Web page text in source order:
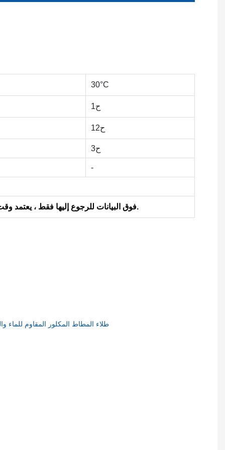
30°C
ح1
ح12
ح3
-
فوق البيانات للرجوع إليها فقط ، يعتمد وقت التجفيف الفعلي ووقت التكرار على درجة الحرارة ، وسمك الفيلم الجاف ، وظروف التهوية ، والرطوبة ، والقوة الميكانيكية ، إلخ.